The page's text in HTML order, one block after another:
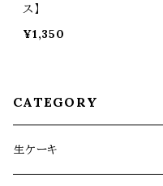
ス】
¥1,350
CATEGORY
生ケーキ